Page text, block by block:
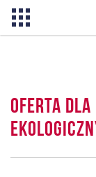
O TISE
Oferta dla